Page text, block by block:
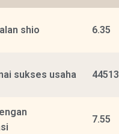
shio 6.35
sukses usaha 44513
7.55